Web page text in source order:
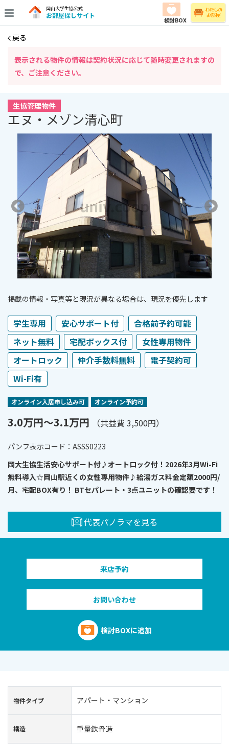
岡山大学生協公式
お部屋探しサイト
検討BOX
戻る
表⽰される物件の情報は契約状況に応じて随時変更されますの
で、ご注意ください。
生協管理物件
エヌ・メゾン清心町
掲載の情報・写真等と現況が異なる場合は、現況を優先します
学生専用 安心サポート付
合格前予約可能
ネット無料
宅配ボックス付
女性専用物件
オートロック
仲介手数料無料
電子契約可
Wi-Fi有
オンライン⼊居申し込み可 オンライン予約可
3.0万円〜3.1万円 （共益費 3,500円）
パンフ表⽰コード：ASSS0223
岡大生協生活安心サポート付♪オートロック付！2026年3月Wi-Fi
無料導入☆岡山駅近くの女性専用物件♪給湯ガス料金定額2000円/
月、宅配BOX有り！ BTセパレート・3点ユニットの確認要です！
代表パノラマを見る
来店予約
お問い合わせ
検討BOXに追加
物件タイプ アパート・マンション
構造 重量鉄骨造